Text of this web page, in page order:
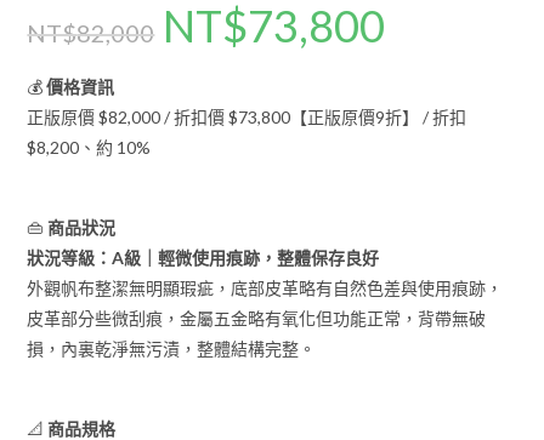
NT$82,000 NT$73,800
💰價格資訊
正版原價 $82,000 / 折扣價 $73,800【正版原價9折】 / 折扣
$8,200、約 10%
👜商品狀況
狀況等級：A級｜輕微使用痕跡，整體保存良好
外觀帆布整潔無明顯瑕疵，底部皮革略有自然色差與使用痕跡，
皮革部分些微刮痕，金屬五金略有氧化但功能正常，背帶無破
損，內裏乾淨無污漬，整體結構完整。
📐商品規格